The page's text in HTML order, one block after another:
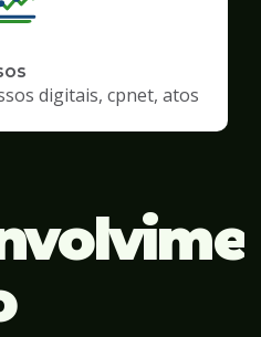
digitais, cpnet, atos